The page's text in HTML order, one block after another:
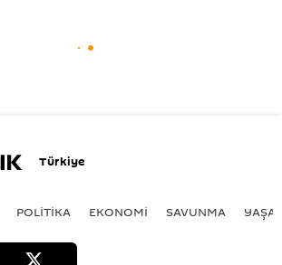
Türkiye
POLİTİKA EKONOMİ SAVUNMA